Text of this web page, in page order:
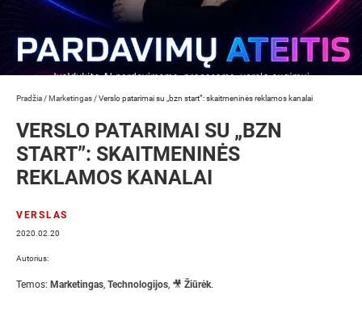
Pradžia /Marketingas /Verslo patarimai su „bzn start”: skaitmeninės reklamos kanalai
VERSLO PATARIMAI SU „BZN
START”: SKAITMENINĖS
REKLAMOS KANALAI
VERSLAS
2020.02.20
Autorius:
Temos: Marketingas, Technologijos, 🎥 Žiūrėk.